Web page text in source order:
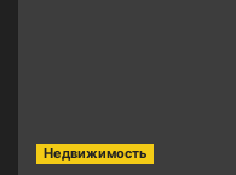
Недвижимость